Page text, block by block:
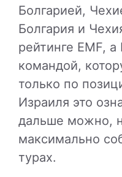
Болгарией,
Болгария и
рейтинге EMF, а
командой,
только по
Израиля это
дальше можно,
максимально
турах.